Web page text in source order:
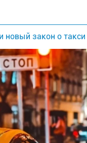
закон о такси